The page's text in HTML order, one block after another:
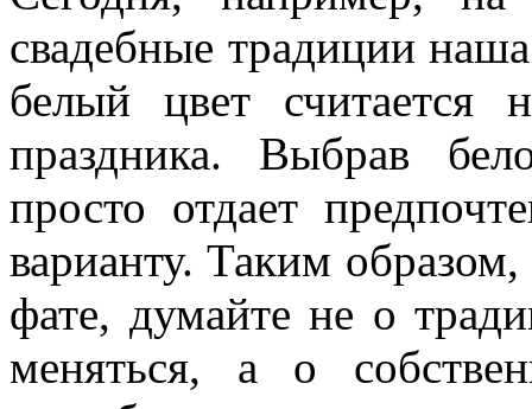
свадебные традиции
белый цвет считается
праздника. Выбрав
просто отдает
варианту. Таким
фате, думайте не о
меняться, а о